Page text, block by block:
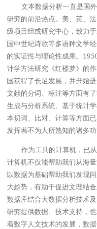
文本数据分析一直是国
研究的前沿热点。美、英、
级项目组或研究中心，致力
国中世纪诗歌等多语种文学
的实证性与理论性成果。
计学方法研究《红楼梦》的
国获得了长足发展，并开始
文献的分词、标注等方面有
生成与分析系统、基于统计
本切词、比对、计算等方面
发挥着不为人所熟知的诸多功
作为工具的计算机，已
计算机不仅能帮助我们从海
以数据为基础帮助我们发现
大趋势，有助于促进文理结
数据库结合大数据分析技术
研究提供数据、技术支持，
着数字人文技术的发展，数